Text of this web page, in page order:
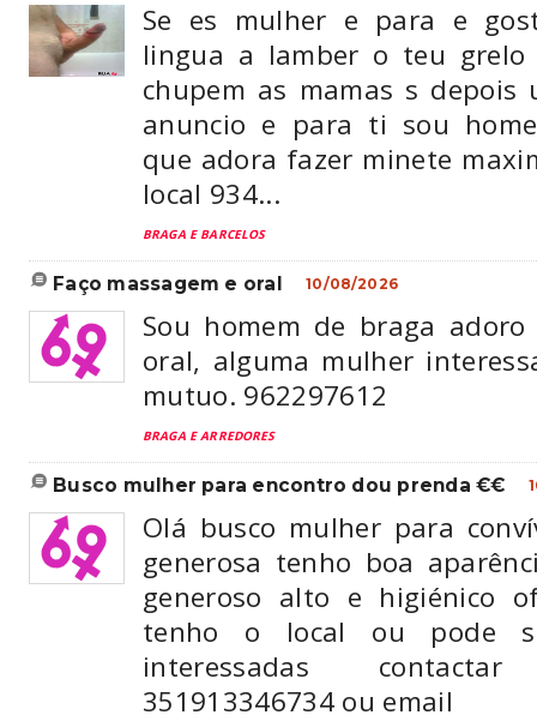
Se es mulher e para e
lingua a lamber o teu
chupem as mamas s
anuncio e para ti sou
que adora fazer minete
local 934...
BRAGA E BARCELOS
faço massagem e oral 10/08/2026
Sou homem de braga
oral, alguma mulher
mutuo. 962297612
BRAGA E ARREDORES
busco mulher para encontro dou prenda €€
Olá busco mulher para
generosa tenho boa
generoso alto e higiénico
tenho o local ou pode
interessadas
351913346734 ou email